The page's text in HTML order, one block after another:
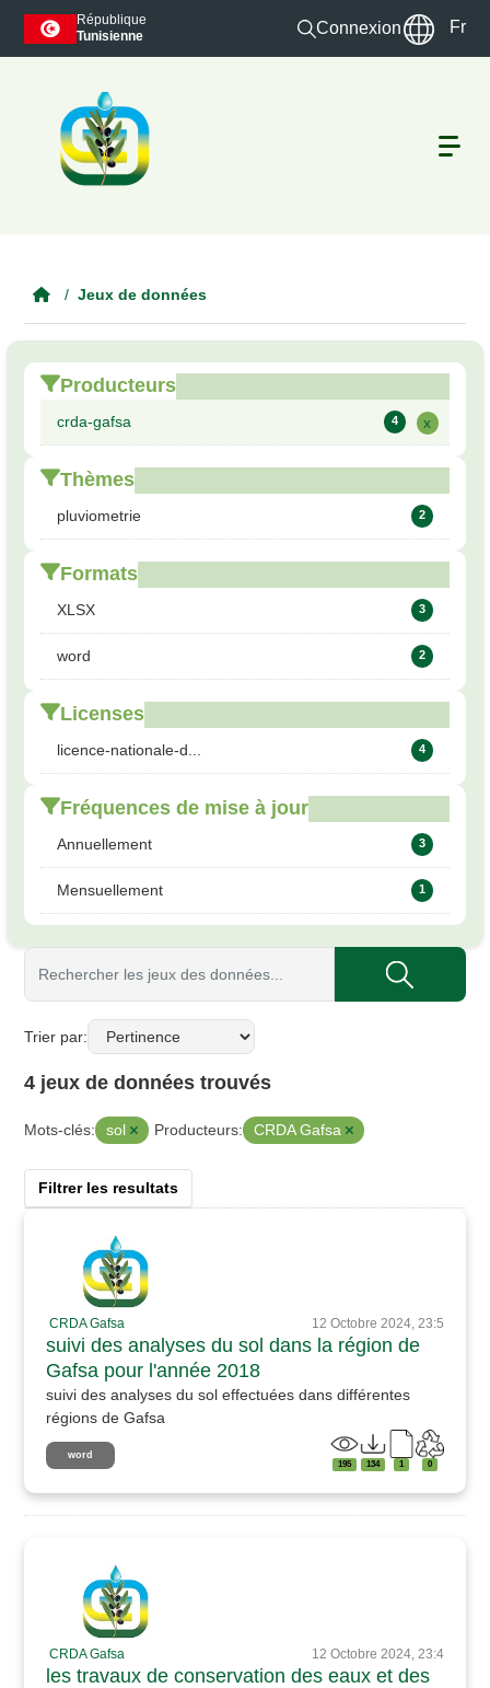
Skip to main content
République
Tunisienne
Connexion Fr
Jeux de données
Producteurs
crda-gafsa 4 x
Thèmes
pluviometrie 2
Formats
XLSX 3
word 2
Licenses
licence-nationale-d... 4
Fréquences de mise à jour
Annuellement 3
Mensuellement 1
Trier par
4 jeux de données trouvés
Mots-clés: sol Producteurs: CRDA Gafsa
Filtrer les resultats
CRDA Gafsa 12 Octobre 2024, 23:5
suivi des analyses du sol dans la région de
Gafsa pour l'année 2018
suivi des analyses du sol effectuées dans différentes
régions de Gafsa
word
195 134 1 0
CRDA Gafsa 12 Octobre 2024, 23:4
les travaux de conservation des eaux et des